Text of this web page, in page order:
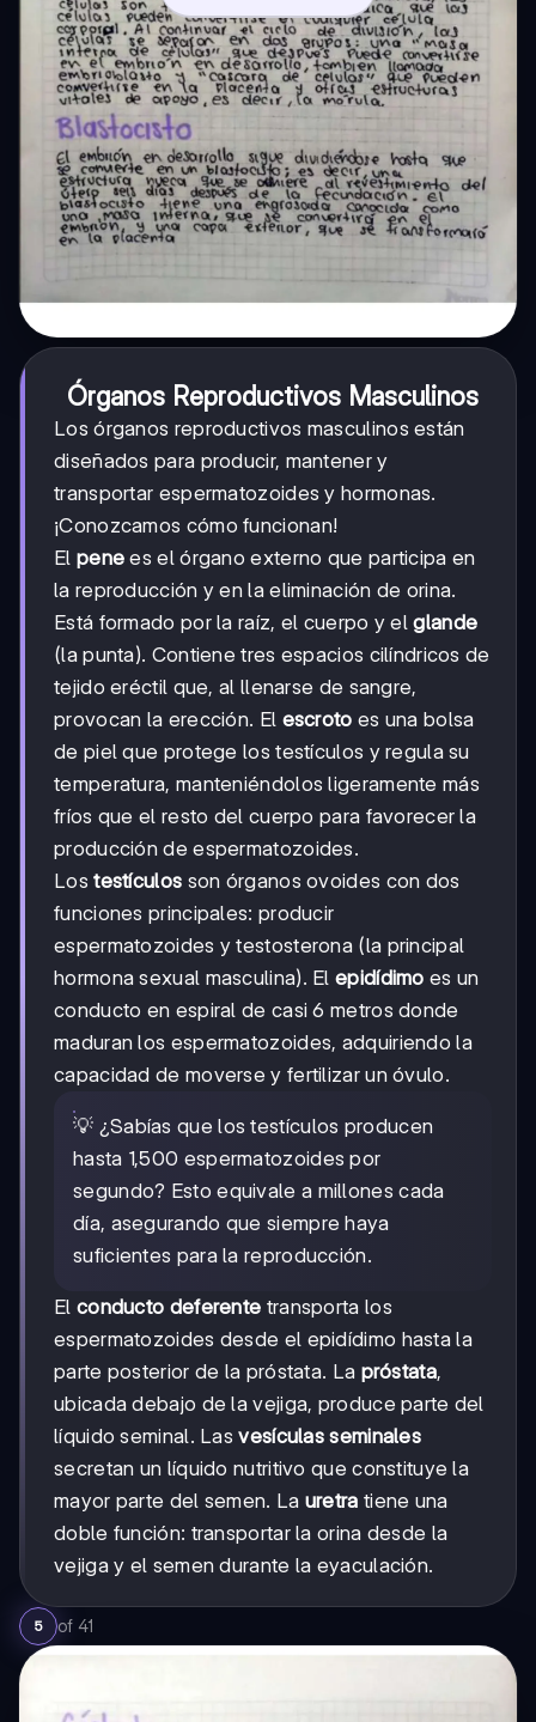
Órganos Reproductivos Masculinos
Los órganos reproductivos masculinos están
diseñados para producir, mantener y
transportar espermatozoides y hormonas.
¡Conozcamos cómo funcionan!
El pene es el órgano externo que participa en
la reproducción y en la eliminación de orina.
Está formado por la raíz, el cuerpo y elglande
(la punta). Contiene tres espacios cilíndricos de
tejido eréctil que, al llenarse de sangre,
provocan la erección. El escroto es una bolsa
de piel que protege los testículos y regula su
temperatura, manteniéndolos ligeramente más
fríos que el resto del cuerpo para favorecer la
producción de espermatozoides.
Lostestículos son órganos ovoides con dos
funciones principales: producir
espermatozoides y testosterona (la principal
hormona sexual masculina). Elepidídimo es un
conducto en espiral de casi 6 metros donde
maduran los espermatozoides, adquiriendo la
capacidad de moverse y fertilizar un óvulo.
💡 ¿Sabías que los testículos producen
hasta 1,500 espermatozoides por
segundo? Esto equivale a millones cada
día, asegurando que siempre haya
suficientes para la reproducción.
El conducto deferente transporta los
espermatozoides desde el epidídimo hasta la
parte posterior de la próstata. La próstata,
ubicada debajo de la vejiga, produce parte del
líquido seminal. Lasvesículas seminales
secretan un líquido nutritivo que constituye la
mayor parte del semen. La uretra tiene una
doble función: transportar la orina desde la
vejiga y el semen durante la eyaculación.
5 of 41